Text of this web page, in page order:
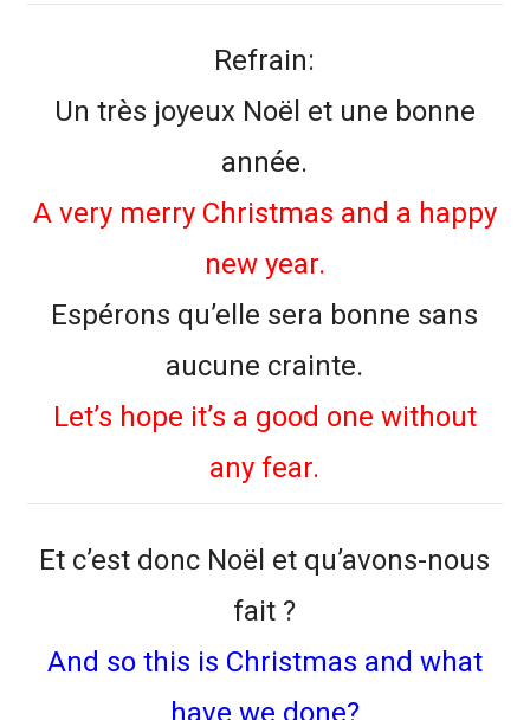
Refrain:
Un très joyeux Noël et une bonne
année.
A very merry Christmas and a happy
new year.
Espérons qu’elle sera bonne sans
aucune crainte.
Let’s hope it’s a good one without
any fear.
Et c’est donc Noël et qu’avons-nous
fait ?
And so this is Christmas and what
have we done?